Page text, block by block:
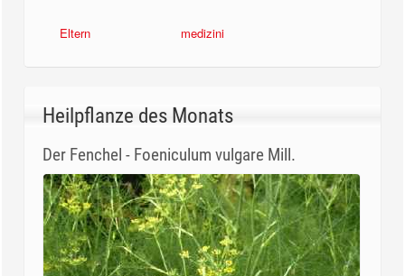
Eltern medizini
Heilpflanze des Monats
Der Fenchel - Foeniculum vulgare Mill.